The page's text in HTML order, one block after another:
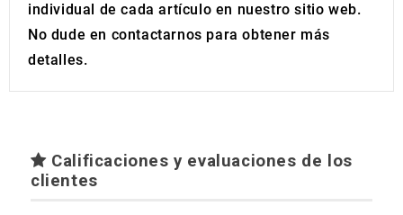
individual de cada artículo en nuestro sitio web.
No dude en contactarnos para obtener más
detalles.
Calificaciones y evaluaciones de los
clientes